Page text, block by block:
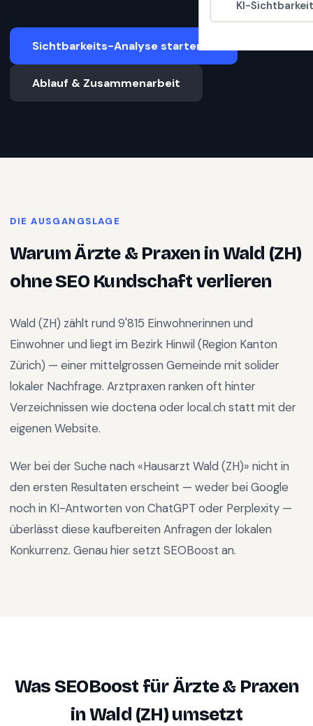
KI-
Sichtbarkeits-Analyse starten
Ablauf & Zusammenarbeit
DIE AUSGANGSLAGE
WarumÄrzte & PraxeninWald (ZH)
ohne SEO Kundschaft verlieren
Wald (ZH) zählt rund 9'815 Einwohnerinnen und
Einwohner und liegt im Bezirk Hinwil (Region Kanton
Zürich) — einer mittelgrossen Gemeinde mit solider
lokaler Nachfrage. Arztpraxen ranken oft hinter
Verzeichnissen wie doctena oder local.ch statt mit der
eigenen Website.
Wer bei der Suche nach «Hausarzt Wald (ZH)» nicht in
den ersten Resultaten erscheint — weder bei Google
noch in KI-Antworten von ChatGPT oder Perplexity —
überlässt diese kaufbereiten Anfragen der lokalen
Konkurrenz. Genau hier setzt SEOBoost an.
Was SEOBoost fürÄrzte & Praxen
inWald (ZH)umsetzt